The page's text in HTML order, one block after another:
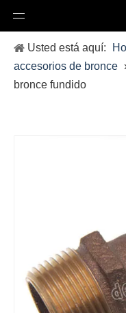
Usted está aquí:
accesorios de bronce
bronce fundido